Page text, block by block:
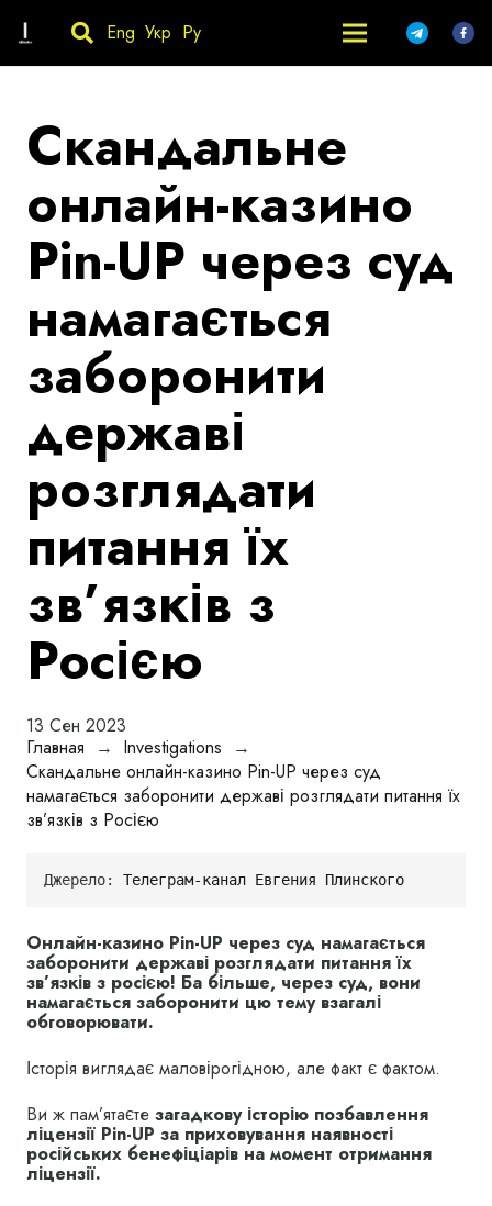
Eng Укр Ру
Скандальне
онлайн-казино
Pin-UP через суд
намагається
заборонити
державі
розглядати
питання їх
зв’язків з
Росією
13 Сен 2023
Главная
→ Investigations
→
Скандальне онлайн-казино Pin-UP через суд
намагається заборонити державі розглядати питання їх
зв’язків з Росією
Джерело: Телеграм-канал Евгения Плинского
Онлайн-казино Pin-UP через суд намагається
заборонити державі розглядати питання їх
зв’язків з росією! Ба більше, через суд, вони
намагається заборонити цю тему взагалі
обговорювати.
Історія виглядає маловірогідною, але факт є фактом.
Ви ж пам’ятаєте загадкову історію позбавлення
ліцензії Pin-UP за приховування наявності
російських бенефіціарів на момент отримання
ліцензії.